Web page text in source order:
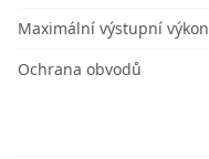
Maximální výstupní výkon
Ochrana obvodů